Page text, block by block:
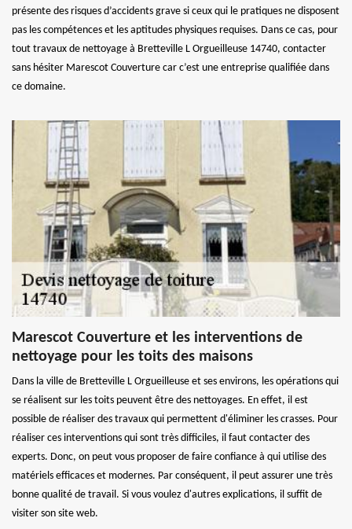
présente des risques d’accidents grave si ceux qui le pratiques ne disposent
pas les compétences et les aptitudes physiques requises. Dans ce cas, pour
tout travaux de nettoyage à Bretteville L Orgueilleuse 14740, contacter
sans hésiter Marescot Couverture car c’est une entreprise qualifiée dans
ce domaine.
Marescot Couverture et les interventions de
nettoyage pour les toits des maisons
Dans la ville de Bretteville L Orgueilleuse et ses environs, les opérations qui
se réalisent sur les toits peuvent être des nettoyages. En effet, il est
possible de réaliser des travaux qui permettent d'éliminer les crasses. Pour
réaliser ces interventions qui sont très difficiles, il faut contacter des
experts. Donc, on peut vous proposer de faire confiance à qui utilise des
matériels efficaces et modernes. Par conséquent, il peut assurer une très
bonne qualité de travail. Si vous voulez d'autres explications, il suffit de
visiter son site web.